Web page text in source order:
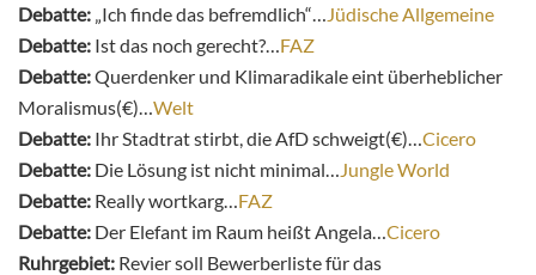
Debatte: „Ich finde das befremdlich“…
Jüdische Allgemeine
Debatte: Ist das noch gerecht?… FAZ
Debatte:Querdenker und Klimaradikale eint überheblicher
Moralismus(€)… Welt
Debatte: Ihr Stadtrat stirbt, die AfD schweigt(€)… Cicero
Debatte: Die Lösung ist nicht minimal…
Jungle World
Debatte: Really wortkarg… FAZ
Debatte: Der Elefant im Raum heißt Angela… Cicero
Ruhrgebiet: Revier soll Bewerberliste für das